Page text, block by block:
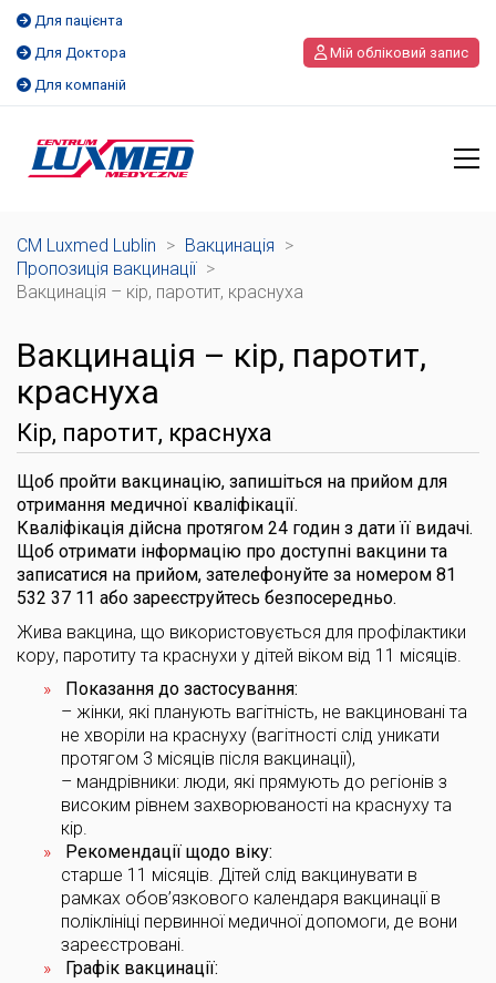
Для пацієнта
Для Доктора
Для компаній
Мій обліковий запис
CM Luxmed Lublin > Вакцинація >
Пропозиція вакцинації >
Вакцинація – кір, паротит, краснуха
Вакцинація – кір, паротит,
краснуха
Кір, паротит, краснуха
Щоб пройти вакцинацію, запишіться на прийом для
отримання медичної кваліфікації.
Кваліфікація дійсна протягом 24 годин з дати її видачі.
Щоб отримати інформацію про доступні вакцини та
записатися на прийом, зателефонуйте за номером 81
532 37 11 або зареєструйтесь безпосередньо.
Жива вакцина, що використовується для профілактики
кору, паротиту та краснухи у дітей віком від 11 місяців.
Показання до застосування:
– жінки, які планують вагітність, не вакциновані та
не хворіли на краснуху (вагітності слід уникати
протягом 3 місяців після вакцинації),
– мандрівники: люди, які прямують до регіонів з
високим рівнем захворюваності на краснуху та
кір.
Рекомендації щодо віку:
старше 11 місяців. Дітей слід вакцинувати в
рамках обов’язкового календаря вакцинації в
поліклініці первинної медичної допомоги, де вони
зареєстровані.
Графік вакцинації: